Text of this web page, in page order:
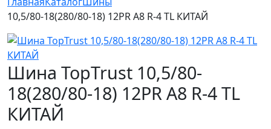
10,5/80-18(280/80-18) 12PR A8 R-4 TL КИТАЙ
Шина TopTrust 10,5/80-
18(280/80-18) 12PR A8 R-4 TL
КИТАЙ